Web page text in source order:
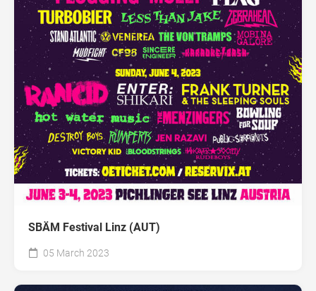
SBÄM Festival Linz (AUT)
05 March 2023